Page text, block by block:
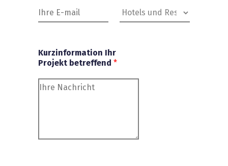
Kurzinformation Ihr
Projekt betreffend *